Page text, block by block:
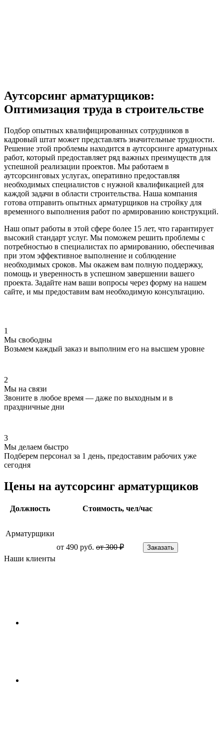
Аутсорсинг арматурщиков:
Оптимизация труда в строительстве
Подбор опытных квалифицированных сотрудников в
кадровый штат может представлять значительные трудности.
Решение этой проблемы находится в аутсорсинге арматурных
работ, который предоставляет ряд важных преимуществ для
успешной реализации проектов. Мы работаем в
аутсорсинговых услугах, оперативно предоставляя
необходимых специалистов с нужной квалификацией для
каждой задачи в области строительства. Наша компания
готова отправить опытных арматурщиков на стройку для
временного выполнения работ по армированию конструкций.
Наш опыт работы в этой сфере более 15 лет, что гарантирует
высокий стандарт услуг. Мы поможем решить проблемы с
потребностью в специалистах по армированию, обеспечивая
при этом эффективное выполнение и соблюдение
необходимых сроков. Мы окажем вам полную поддержку,
помощь и уверенность в успешном завершении вашего
проекта. Задайте нам ваши вопросы через форму на нашем
сайте, и мы предоставим вам необходимую консультацию.
1
Мы свободны
Возьмем каждый заказ и выполним его на высшем уровне
2
Мы на связи
Звоните в любое время — даже по выходным и в
праздничные дни
3
Мы делаем быстро
Подберем персонал за 1 день, предоставим рабочих уже
сегодня
Цены на аутсорсинг арматурщиков
Должность Стоимость, чел/час
Арматурщики
от 490 руб. от 300 ₽ Заказать
Наши клиенты